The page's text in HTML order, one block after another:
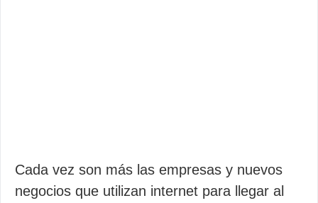
Cada vez son más las empresas y nuevos
negocios que utilizan internet para llegar al